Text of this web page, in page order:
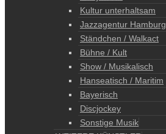
Kultur unterhaltsam
Jazzagentur Hamburg
Ständchen / Walkact
Bühne / Kult
Show / Musikalisch
Hanseatisch / Maritim
Bayerisch
Discjockey
Sonstige Musik